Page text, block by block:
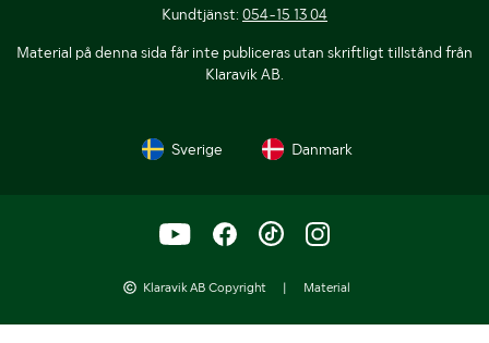
Kundtjänst: 054-15 13 04
Material på denna sida får inte publiceras utan skriftligt tillstånd från
Klaravik AB.
Sverige Danmark
Klaravik AB Copyright | Material